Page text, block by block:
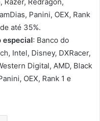
Panini, OEX, Rank
até 35%.
especial: Banco do
Intel, Disney, DXRacer,
Digital, AMD, Black
OEX, Rank 1 e